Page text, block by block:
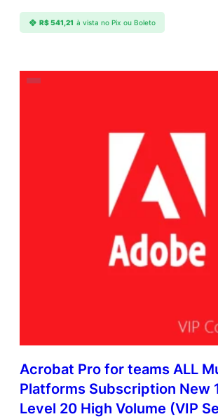
R$541,21 à vista no Pix ou Boleto
Acrobat Pro for teams ALL
Platforms Subscription New
Level 20 High Volume (VIP